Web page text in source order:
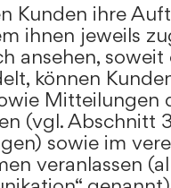
Kunden ihre
ihnen jeweils
ansehen,
können
Mitteilungen
(vgl. Abschnitt
sowie im
veranlassen